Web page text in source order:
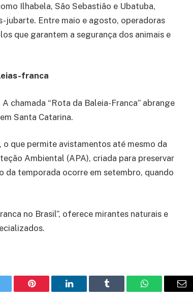
Ilhabela, São Sebastião e Ubatuba,
jubarte. Entre maio e agosto, operadoras
que garantem a segurança dos animais e
franca
chamada “Rota da Baleia-Franca” abrange
Santa Catarina.
que permite avistamentos até mesmo da
Ambiental (APA), criada para preservar
da temporada ocorre em setembro, quando
no Brasil”, oferece mirantes naturais e
Pinterest LinkedIn Tumblr WhatsAppE-